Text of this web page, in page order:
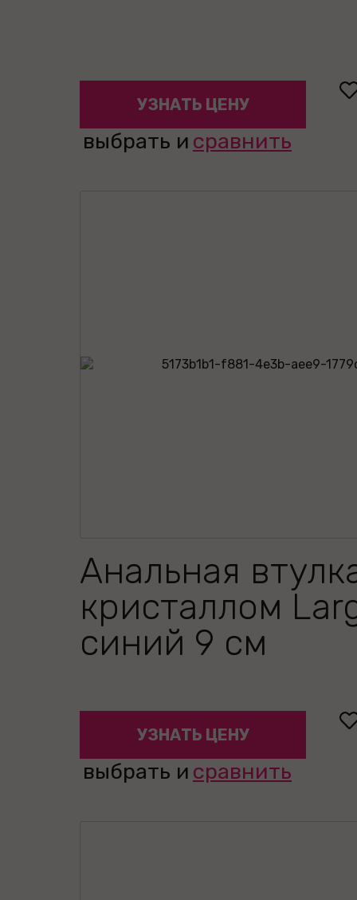
УЗНАТЬ ЦЕНУ
выбрать и сравнить
Анальная
кристаллом
синий 9 см
УЗНАТЬ ЦЕНУ
выбрать и сравнить